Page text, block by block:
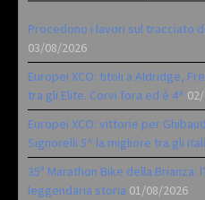
Procedono i lavori sul tracciato
03/08/2026
Europei XCO: titoli a Aldridge,
tra gli Elite. Corvi fora ed è 4^
Europei XCO: vittorie per
Signorelli 5^ la migliore tra gli
35ª Marathon Bike della Brianza:
leggendaria storia 01/08/2026